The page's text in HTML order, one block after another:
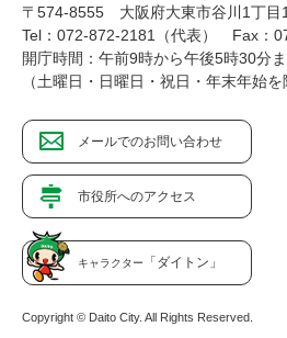
〒574-8555 大阪府大東市谷川1丁目
Tel：072-872-2181（代表）
Fax：
開庁時間：午前9時から午後5時30分
（土曜日・日曜日・祝日・年末年始を
メールでのお問い合わせ
市役所へのアクセス
キャラクター 「ダイトン」
Copyright © Daito City. All Rights Reserved.